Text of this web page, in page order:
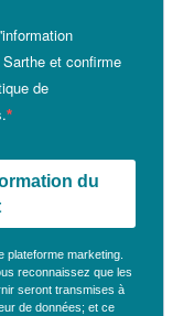
et confirme
de
du
plateforme marketing.
reconnaissez que les
seront transmises à
de données; et ce